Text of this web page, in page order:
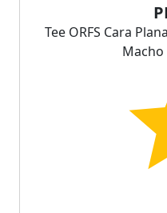
Tee ORFS Cara